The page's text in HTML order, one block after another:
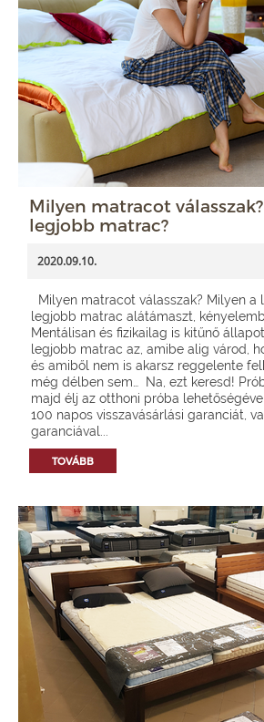
Milyen matracot
legjobb matrac?
2020.09.10.
Milyen matracot válasszak? Milyen a
legjobb matrac alátámaszt,
Mentálisan és fizikailag is kitűnő
legjobb matrac az, amibe alig várod,
és amiből nem is akarsz reggelente
még délben sem… Na, ezt keresd!
majd élj az otthoni próba
100 napos visszavásárlási garanciát,
garanciával...
TOVÁBB